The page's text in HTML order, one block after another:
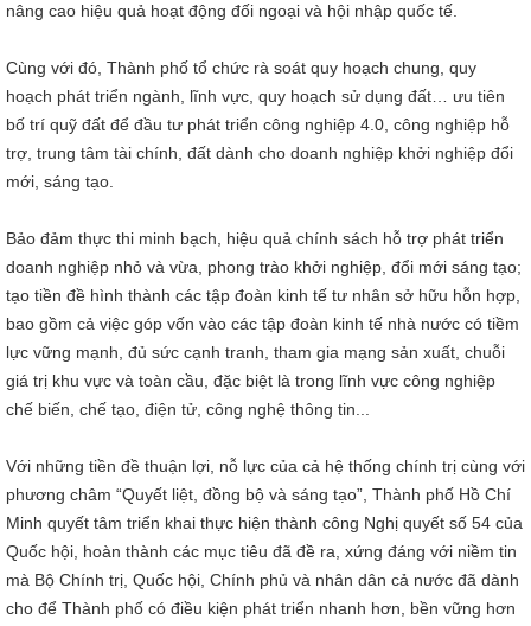
nâng cao hiệu quả hoạt động đối ngoại và hội nhập quốc tế.
Cùng với đó, Thành phố tổ chức rà soát quy hoạch chung, quy
hoạch phát triển ngành, lĩnh vực, quy hoạch sử dụng đất… ưu tiên
bố trí quỹ đất để đầu tư phát triển công nghiệp 4.0, công nghiệp hỗ
trợ, trung tâm tài chính, đất dành cho doanh nghiệp khởi nghiệp đổi
mới, sáng tạo.
Bảo đảm thực thi minh bạch, hiệu quả chính sách hỗ trợ phát triển
doanh nghiệp nhỏ và vừa, phong trào khởi nghiệp, đổi mới sáng tạo;
tạo tiền đề hình thành các tập đoàn kinh tế tư nhân sở hữu hỗn hợp,
bao gồm cả việc góp vốn vào các tập đoàn kinh tế nhà nước có tiềm
lực vững mạnh, đủ sức cạnh tranh, tham gia mạng sản xuất, chuỗi
giá trị khu vực và toàn cầu, đặc biệt là trong lĩnh vực công nghiệp
chế biến, chế tạo, điện tử, công nghệ thông tin...
Với những tiền đề thuận lợi, nỗ lực của cả hệ thống chính trị cùng với
phương châm “Quyết liệt, đồng bộ và sáng tạo”, Thành phố Hồ Chí
Minh quyết tâm triển khai thực hiện thành công Nghị quyết số 54 của
Quốc hội, hoàn thành các mục tiêu đã đề ra, xứng đáng với niềm tin
mà Bộ Chính trị, Quốc hội, Chính phủ và nhân dân cả nước đã dành
cho để Thành phố có điều kiện phát triển nhanh hơn, bền vững hơn